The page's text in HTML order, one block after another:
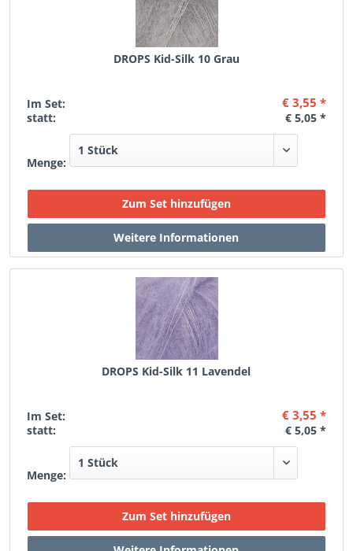
DROPS Kid-Silk 10 Grau
Im Set: € 3,55 *
statt: € 5,05 *
Menge:
DROPS Kid-Silk 11 Lavendel
Im Set: € 3,55 *
statt: € 5,05 *
Menge: